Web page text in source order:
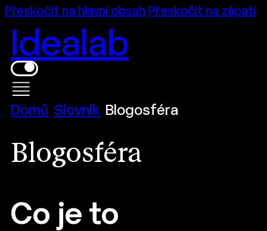
Přeskočit na hlavní obsah Přeskočit na zápatí
Idealab
Domů Slovník Blogosféra
Blogosféra
Co je to